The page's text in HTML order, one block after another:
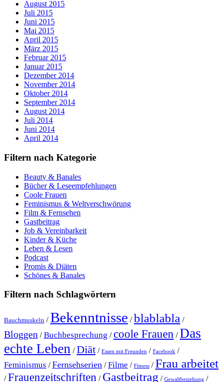
August 2015
Juli 2015
Juni 2015
Mai 2015
April 2015
März 2015
Februar 2015
Januar 2015
Dezember 2014
November 2014
Oktober 2014
September 2014
August 2014
Juli 2014
Juni 2014
April 2014
Filtern nach Kategorie
Beauty & Banales
Bücher & Leseempfehlungen
Coole Frauen
Feminismus & Weltverschwörung
Film & Fernsehen
Gastbeitrag
Job & Vereinbarkeit
Kinder & Küche
Leben & Lesen
Podcast
Promis & Diäten
Schönes & Banales
Filtern nach Schlagwörtern
Bauchmuskeln /Bekenntnisse /blablabla /
Bloggen /Buchbesprechung /coole Frauen /Das
echte Leben /Diät / Essen mit Freunden / Facebook /
Feminismus /Fernsehserien /Filme / Fitness /Frau arbeitet
/Frauenzeitschriften / Gastbeitrag / Gewaltbeziehung /